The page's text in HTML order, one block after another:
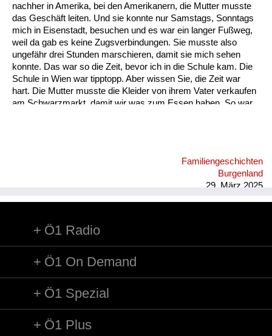
nachher in Amerika, bei den Amerikanern, die Mutter musste
das Geschäft leiten. Und sie konnte nur Samstags, Sonntags
mich in Eisenstadt, besuchen und es war ein langer Fußweg,
weil da gab es keine Zugsverbindungen. Sie musste also
ungefähr drei Stunden marschieren, damit sie mich sehen
konnte. Das war so die Zeit, bevor ich in die Schule kam. Die
Schule in Wien war tipptopp. Aber wissen Sie, die Zeit war
hart. Die Mutter musste die Kleider von ihrem Vater verkaufen
am Schwarzmarkt, damit wir was zum Essen haben. So war
Dann ging die Schule los und da war noch nichts. Die Mutter
musste noch Kleider verkaufen. Das weiß ich noch ...
Familiengeschichten
Burgenland
29. März 2025
Ö1 Radio
Ö1 On Demand
Ö1 Spezial
Ö1 Plus